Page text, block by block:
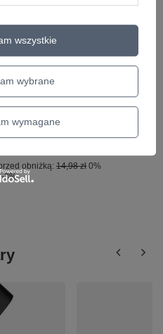
zasilacza na 8 efektów,
obniżką:
obniżką: 14,98 zł 0%
-3%
wybrane
wymagane
wszystkie